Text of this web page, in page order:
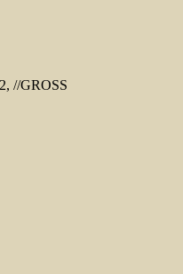
//GROSS